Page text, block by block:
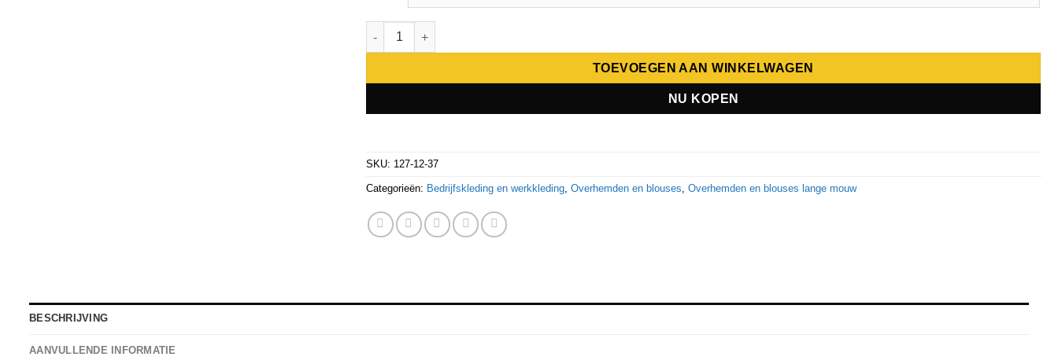
Giovanni Capraro herenoverhemd 127 aantal
TOEVOEGEN AAN WINKELWAGEN
NU KOPEN
SKU: 127-12-37
Categorieën: Bedrijfskleding en werkkleding,Overhemden en blouses,Overhemden en blouses lange mouw
BESCHRIJVING
AANVULLENDE INFORMATIE